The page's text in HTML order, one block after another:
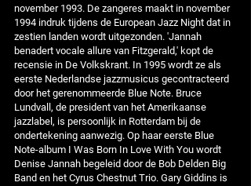
november 1993. De zangeres maakt in november
1994 indruk tijdens de European Jazz Night dat in
zestien landen wordt uitgezonden. 'Jannah
benadert vocale allure van Fitzgerald,' kopt de
recensie in De Volkskrant. In 1995 wordt ze als
eerste Nederlandse jazzmusicus gecontracteerd
door het gerenommeerde Blue Note. Bruce
Lundvall, de president van het Amerikaanse
jazzlabel, is persoonlijk in Rotterdam bij de
ondertekening aanwezig. Op haar eerste Blue
Note-album I Was Born In Love With You wordt
Denise Jannah begeleid door de Bob Delden Big
Band en het Cyrus Chestnut Trio. Gary Giddins is